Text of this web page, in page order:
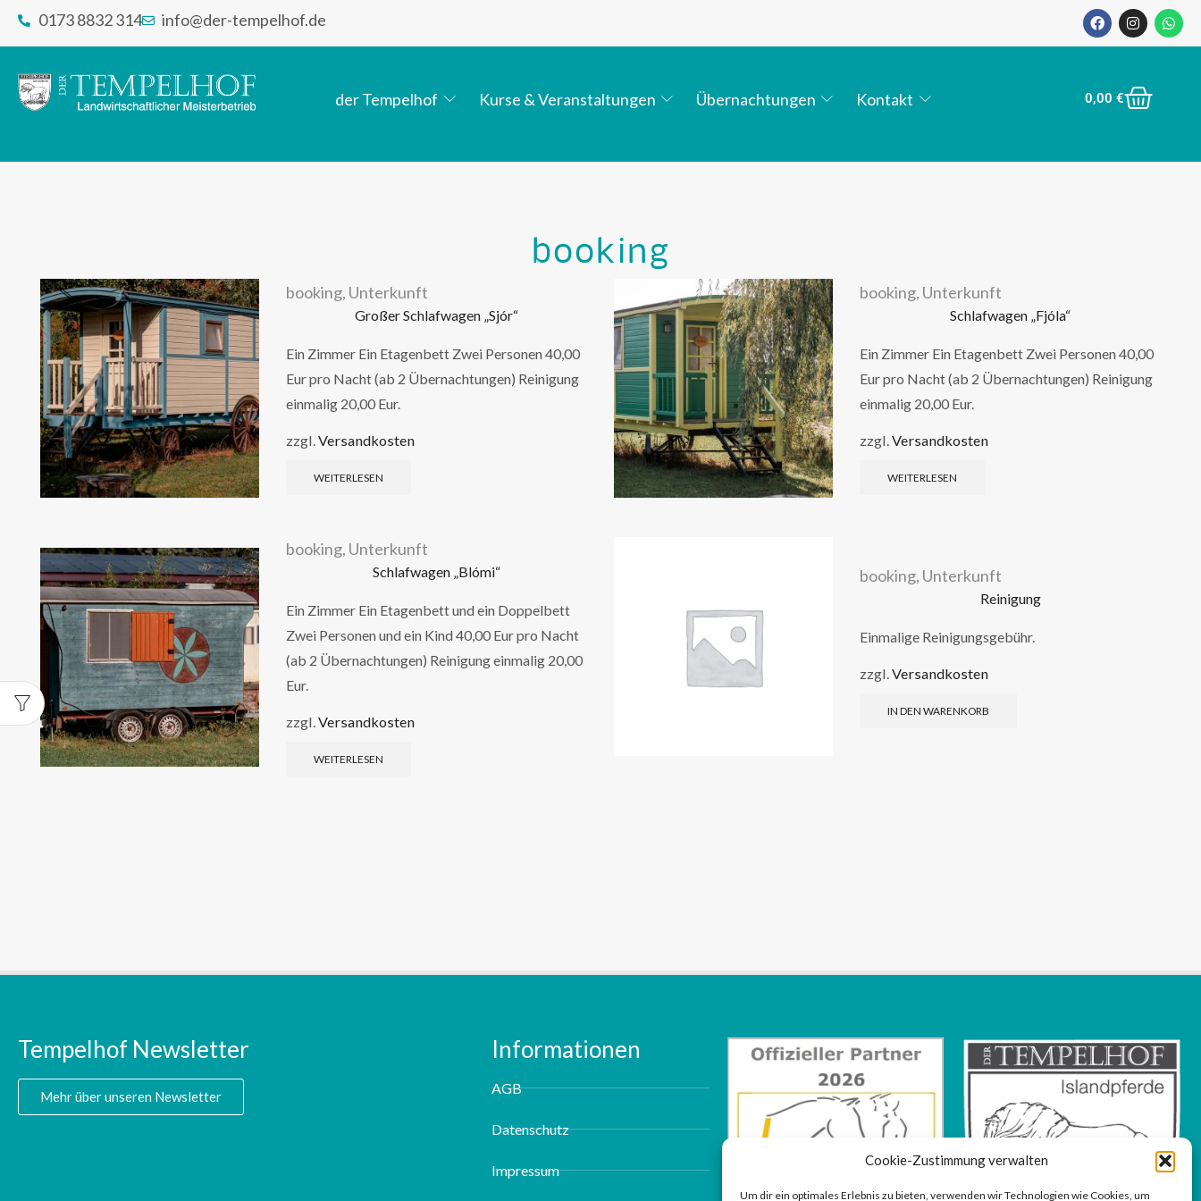
Cookie-Zustimmung verwalten
Um dir ein optimales Erlebnis zu bieten, verwenden wir Technologien wie Cookies, um
0173 8832 314 info@der-tempelhof.de
der Tempelhof Kurse & Veranstaltungen Übernachtungen Kontakt 0,00 €
booking
booking, Unterkunft
Großer Schlafwagen „Sjór“
Ein Zimmer Ein Etagenbett Zwei Personen 40,00
Eur pro Nacht (ab 2 Übernachtungen) Reinigung
einmalig 20,00 Eur.
zzgl.Versandkosten
WEITERLESEN
booking, Unterkunft
Schlafwagen „Fjóla“
Ein Zimmer Ein Etagenbett Zwei Personen 40,00
Eur pro Nacht (ab 2 Übernachtungen) Reinigung
einmalig 20,00 Eur.
zzgl.Versandkosten
WEITERLESEN
booking, Unterkunft
Schlafwagen „Blómi“
Ein Zimmer Ein Etagenbett und ein Doppelbett
Zwei Personen und ein Kind 40,00 Eur pro Nacht
(ab 2 Übernachtungen) Reinigung einmalig 20,00
Eur.
zzgl.Versandkosten
WEITERLESEN
booking, Unterkunft
Reinigung
Einmalige Reinigungsgebühr.
zzgl.Versandkosten
IN DEN WARENKORB
Tempelhof Newsletter
Mehr über unseren Newsletter
Informationen
AGB
Datenschutz
Impressum